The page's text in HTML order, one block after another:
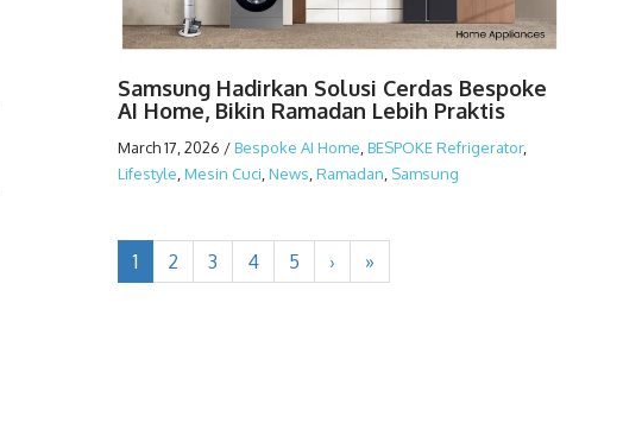
Samsung Hadirkan Solusi Cerdas Bespoke
AI Home, Bikin Ramadan Lebih Praktis
March 17, 2026 /Bespoke AI Home BESPOKE Refrigerator,
Lifestyle Mesin Cuci News Ramadan Samsung
1 2 3 4 5 › »